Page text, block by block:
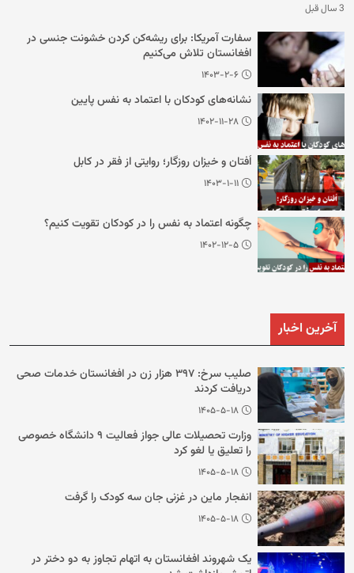
3 سال قبل
سفارت آمریکا: برای ریشه‌کن کردن خشونت جنسی در
افغانستان تلاش می‌کنیم
۱۴۰۳-۲-۶
نشانه‌های کودکان با اعتماد به نفس پایین
۱۴۰۲-۱۱-۲۸
اُفتان و خیزان روزگار؛ روایتی از فقر در کابل
۱۴۰۳-۱-۱۱
چگونه اعتماد به نفس را در کودکان تقویت کنیم؟
۱۴۰۲-۱۲-۵
آخرین اخبار
صلیب سرخ: ۳۹۷ هزار زن در افغانستان خدمات صحی
دریافت کردند
۱۴۰۵-۵-۱۸
وزارت تحصیلات عالی جواز فعالیت ۹ دانشگاه خصوصی
را تعلیق یا لغو کرد
۱۴۰۵-۵-۱۸
انفجار ماین در غزنی جان سه کودک را گرفت
۱۴۰۵-۵-۱۸
یک شهروند افغانستان به اتهام تجاوز به دو دختر در